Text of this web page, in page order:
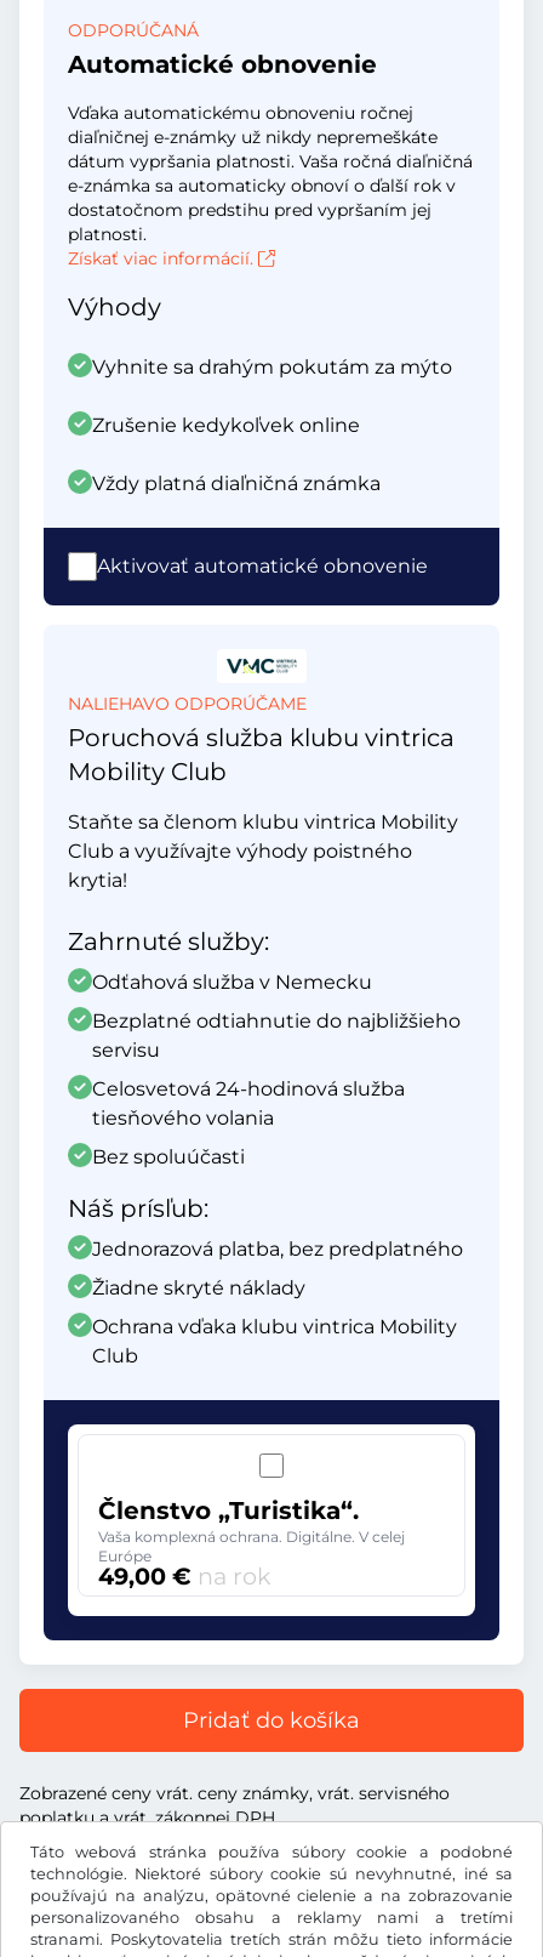
Táto webová stránka používa súbory cookie a podobné
technológie. Niektoré súbory cookie sú nevyhnutné, iné sa
používajú na analýzu, opätovné cielenie a na zobrazovanie
personalizovaného obsahu a reklamy nami a tretími
stranami. Poskytovatelia tretích strán môžu tieto informácie
ODPORÚČANÁ
Automatické obnovenie
Vďaka automatickému obnoveniu ročnej
diaľničnej e-známky už nikdy nepremeškáte
dátum vypršania platnosti. Vaša ročná diaľničná
e-známka sa automaticky obnoví o ďalší rok v
dostatočnom predstihu pred vypršaním jej
platnosti.
Získať viac informácií.
Výhody
Vyhnite sa drahým pokutám za mýto
Zrušenie kedykoľvek online
Vždy platná diaľničná známka
Aktivovať automatické obnovenie
NALIEHAVO ODPORÚČAME
Poruchová služba klubu vintrica
Mobility Club
Staňte sa členom klubu vintrica Mobility
Club a využívajte výhody poistného
krytia!
Zahrnuté služby:
Odťahová služba v Nemecku
Bezplatné odtiahnutie do najbližšieho
servisu
Celosvetová 24-hodinová služba
tiesňového volania
Bez spoluúčasti
Náš prísľub:
Jednorazová platba, bez predplatného
Žiadne skryté náklady
Ochrana vďaka klubu vintrica Mobility
Club
Členstvo „Turistika“.
Vaša komplexná ochrana. Digitálne. V celej
Európe
49,00 € na rok
Pridať do košíka
Zobrazené ceny vrát. ceny známky, vrát. servisného
poplatku a vrát. zákonnej DPH
€EUR